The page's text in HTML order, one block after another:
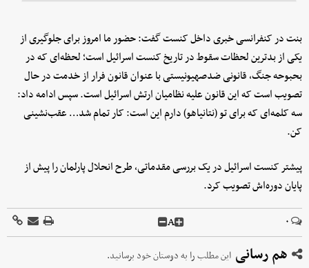
بنت در کنفرانسی خبری داخل کنست گفت: حضور ما امروز برای جلوگیری از
یکی از بدترین لحظات سقوط در تاریخ کنست اسرائیل است؛ لحظه‌ای که در
بحبوحه جنگ، قانونی ضدصهیونیستی با عنوان قانون فرار از خدمت در حال
تصویب است که این قانون علیه نظامیان ارتش اسرائیل است. سپس ادامه داد:
سه کلمه‌ای که برای تو (نتانیاهو) دارم این است: کار تمام شد… عقب‌نشینی
کن.
پیشتر کنست اسرائیل در یک بررسی مقدماتی، طرح انحلال پارلمان را پیش از
پایان دوره‌اش تصویب کرد.
۰ A
هم رسانی این مطلب را به دوستان خود برسانید.